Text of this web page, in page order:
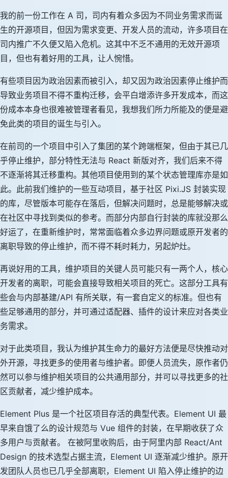
我的前一份工作在 A 司，司内有着众多因为不同业务需求而诞
生的开源项目，但因为需求变更、开发人员的流动，许多项目在
司内推广不久便又陷入危机。这其中不乏不通用的无效开源项
目，但也有着好用的工具，让人惋惜。
有些项目因为政治因素而被引入，却又因为政治因素停止维护而
导致业务项目不得不重构迁移，会平白增添许多开发成本，而这
份成本本身也很难被管理者看见，我想我们所力所能及的便是避
免此类的项目的诞生与引入。
在前司的一个项目中引入了集团的某个跨端框架，但由于其已几
乎停止维护，部分特性无法与 React 新版对齐，我们后来不得
不逐渐将其迁移重构。其他项目使用到的某个状态管理库亦是如
此。此前我们维护的一些互动项目，基于社区 Pixi.JS 封装实现
的库，尽管版本可能存在落后，但解决问题时，总是能够解决或
在社区中寻找到类似的参考。而部分内部自行封装的库就没那么
好运了，在重新维护时，常常面临着众多边界问题或原开发者的
离职导致的停止维护，而不得不耗时耗力，另起炉灶。
再说好用的工具，维护项目的关键人员可能只有一两个人，核心
开发者的离职，可能会直接导致相关项目的死亡。这部分工具有
些会与内部基建/API 有所关联，有一套自定义的标准。但也有
些足够通用的部分，并可通过适配器、插件的设计来应对各类业
务需求。
对于此类项目，我认为维护其生命力的最好方法便是尽快推动对
外开源，寻找更多的使用者与维护者。即便人员流失，原作者仍
然可以参与维护相关项目的公共通用部分，并可以寻找更多的社
区贡献者，减少维护成本。
Element Plus 是一个社区项目存活的典型代表。Element UI 最
早来自饿了么的设计规范与 Vue 组件的封装，在早期收获了众
多用户与贡献者。 在被阿里收购后，由于阿里内部 React/Ant
Design 的技术选型占据主流，Element UI 逐渐减少维护。原开
发团队人员也已几乎全部离职，Element UI 陷入停止维护的边